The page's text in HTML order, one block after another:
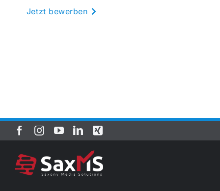
Jetzt bewerben